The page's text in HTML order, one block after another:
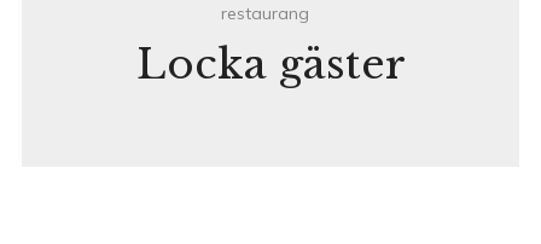
restaurang
Locka gäster